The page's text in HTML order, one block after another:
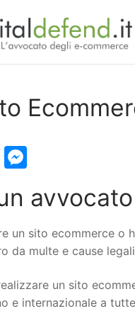
WhatsApp
un sito ecommerce o
da multe e cause
un sito
e internazionale a